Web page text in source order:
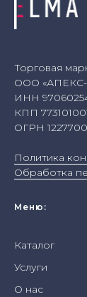
Торговая
ООО «АПЕКС-
ИНН
КПП
ОГРН
Политика
Обработка
Меню:
Каталог
Услуги
О нас